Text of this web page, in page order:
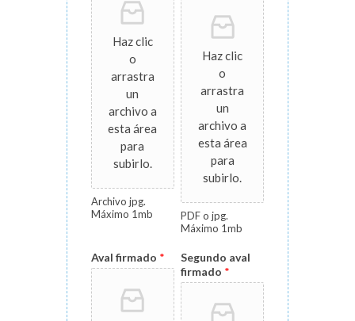
Haz clic
o
arrastra
un
archivo a
esta área
para
subirlo.
Archivo jpg.
Máximo 1mb
Haz clic
o
arrastra
un
archivo a
esta área
para
subirlo.
PDF o jpg.
Máximo 1mb
Aval firmado *
Segundo aval
firmado *